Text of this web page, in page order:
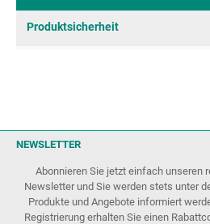
Produktsicherheit
NEWSLETTER
Abonnieren Sie jetzt einfach unseren
Newsletter und Sie werden stets unter
Produkte und Angebote informiert
Registrierung erhalten Sie einen